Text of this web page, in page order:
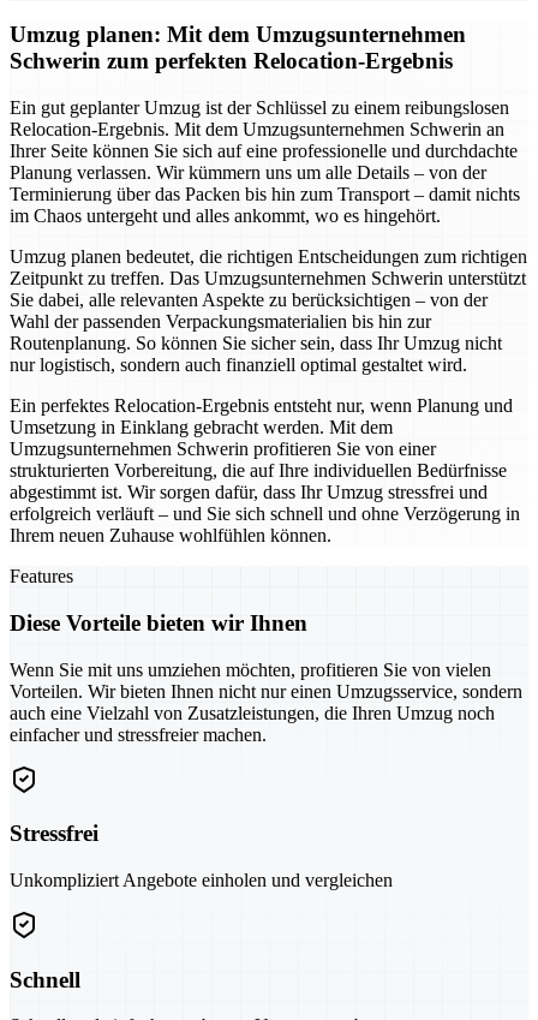
Umzug planen: Mit dem Umzugsunternehmen
Schwerin zum perfekten Relocation-Ergebnis
Ein gut geplanter Umzug ist der Schlüssel zu einem reibungslosen
Relocation-Ergebnis. Mit dem Umzugsunternehmen Schwerin an
Ihrer Seite können Sie sich auf eine professionelle und durchdachte
Planung verlassen. Wir kümmern uns um alle Details – von der
Terminierung über das Packen bis hin zum Transport – damit nichts
im Chaos untergeht und alles ankommt, wo es hingehört.
Umzug planen bedeutet, die richtigen Entscheidungen zum richtigen
Zeitpunkt zu treffen. Das Umzugsunternehmen Schwerin unterstützt
Sie dabei, alle relevanten Aspekte zu berücksichtigen – von der
Wahl der passenden Verpackungsmaterialien bis hin zur
Routenplanung. So können Sie sicher sein, dass Ihr Umzug nicht
nur logistisch, sondern auch finanziell optimal gestaltet wird.
Ein perfektes Relocation-Ergebnis entsteht nur, wenn Planung und
Umsetzung in Einklang gebracht werden. Mit dem
Umzugsunternehmen Schwerin profitieren Sie von einer
strukturierten Vorbereitung, die auf Ihre individuellen Bedürfnisse
abgestimmt ist. Wir sorgen dafür, dass Ihr Umzug stressfrei und
erfolgreich verläuft – und Sie sich schnell und ohne Verzögerung in
Ihrem neuen Zuhause wohlfühlen können.
Features
Diese Vorteile bieten wir Ihnen
Wenn Sie mit uns umziehen möchten, profitieren Sie von vielen
Vorteilen. Wir bieten Ihnen nicht nur einen Umzugsservice, sondern
auch eine Vielzahl von Zusatzleistungen, die Ihren Umzug noch
einfacher und stressfreier machen.
Stressfrei
Unkompliziert Angebote einholen und vergleichen
Schnell